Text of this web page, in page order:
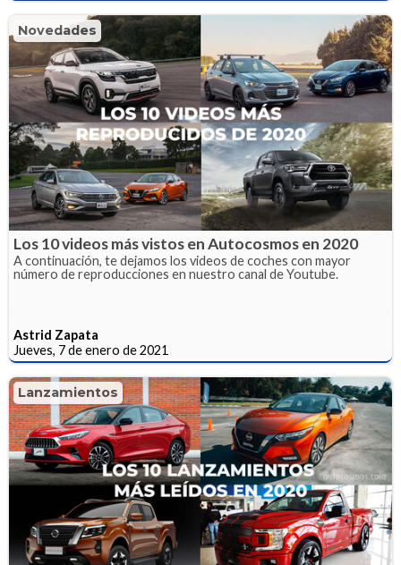
Novedades
Los 10 videos más vistos en Autocosmos en 2020
A continuación, te dejamos los videos de coches con mayor
número de reproducciones en nuestro canal de Youtube.
Astrid Zapata
Jueves, 7 de enero de 2021
Lanzamientos